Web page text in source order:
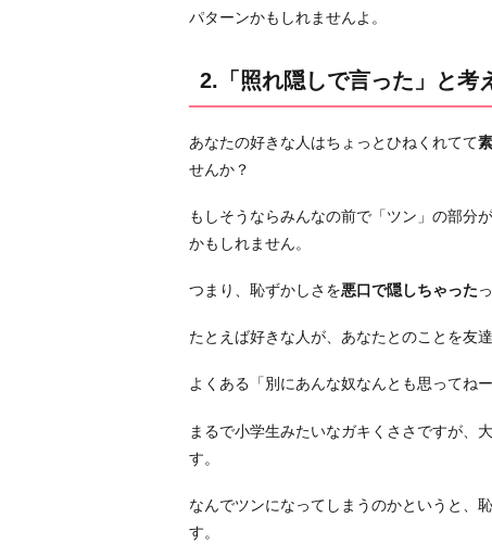
し
て
れ
て
考
る
を
パターンかもしれませんよ。
2.「照れ隠しで言った」と考
あなたの好きな人はちょっとひねくれてて
せんか？
もしそうならみんなの前で「ツン」の部分
かもしれません。
つまり、恥ずかしさを悪口で隠しちゃった
たとえば好きな人が、あなたとのことを友
よくある「別にあんな奴なんとも思ってね
まるで小学生みたいなガキくささですが、
す。
なんでツンになってしまうのかというと、
す。